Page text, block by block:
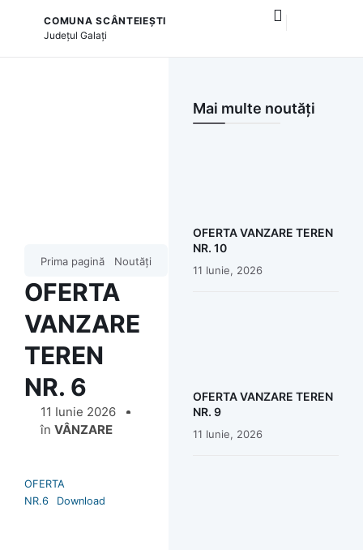
COMUNA SCÂNTEIEȘTI
JudețulGalați
Prima pagină Noutăți
OFERTA
VANZARE
TEREN
NR. 6
11 Iunie 2026
în VÂNZARE
OFERTA
NR.6
Download
Mai multe noutăți
OFERTA VANZARE TEREN
NR. 10
11 Iunie, 2026
OFERTA VANZARE TEREN
NR. 9
11 Iunie, 2026